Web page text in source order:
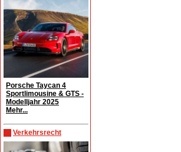
Porsche Taycan 4
Sportlimousine & GTS -
Modelljahr 2025
Mehr...
Verkehrsrecht